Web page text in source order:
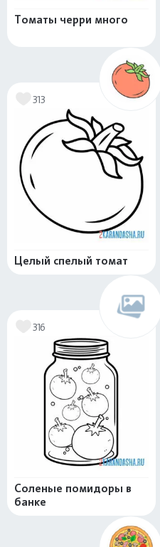
Томаты черри много
313
Целый спелый томат
316
Соленые помидоры в
банке